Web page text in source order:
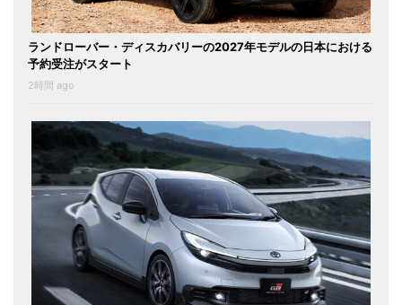
ランドローバー・ディスカバリーの2027年モデルの日本における
予約受注がスタート
2時間 ago